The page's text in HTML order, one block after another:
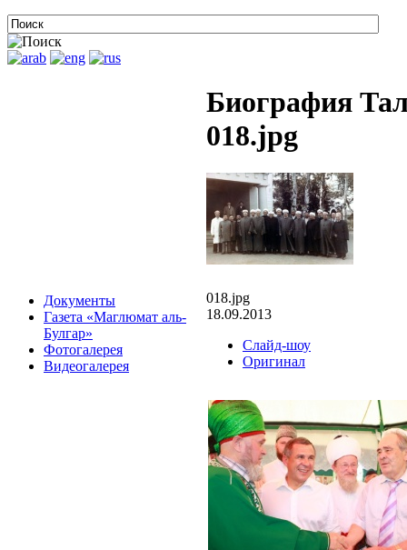
Документы
Газета «Маглюмат аль-
Булгар»
Фотогалерея
Видеогалерея
Биография
018.jpg
018.jpg
18.09.2013
Слайд-шоу
Оригинал